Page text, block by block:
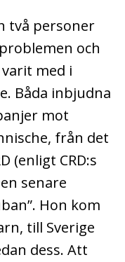
två personer
och
med i
Båda inbjudna
mot
från det
(enligt CRD:s
senare
Hon kom
till Sverige
dess. Att